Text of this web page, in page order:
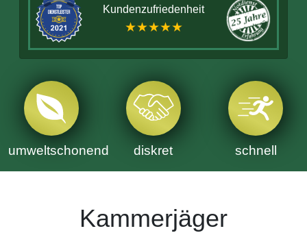
Kundenzufriedenheit
★★★★★
umweltschonend diskret schnell
Kammerjäger